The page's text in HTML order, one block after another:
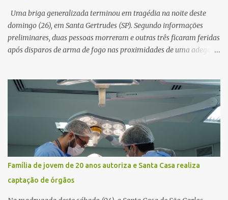
novamente contato com o suposto gerente, mas não obteve
resposta. Na segunda-fe...
Uma briga generalizada terminou em tragédia na noite deste
domingo (26), em Santa Gertrudes (SP). Segundo informações
preliminares, duas pessoas morreram e outras três ficaram feridas
após disparos de arma de fogo nas proximidades de uma adega. O
começado dentro do estabelecimento e se estendido para a área
externa, quando dois homens armados passaram a efetuar
diversos disparos. Duas vítimas morreram ainda no local. Outras
três pessoas foram baleadas e socorridas. Até o momento, não
foram divulgadas informações oficiais sobre o estado de saúde dos
feridos. Equipes da Polícia Militar de Santa Gertrudes atenderam a
ocorrência e isolaram a área para o trabalho da perícia. Até a
última atualização, nenhum suspeito havia sido preso. A Polícia
Civil investigará a motivação da briga, a autoria dos disparos e as
circunstâncias do crime. A ocorrência segue em anda...
Família de jovem de 20 anos autoriza e Santa Casa realiza
captação de órgãos